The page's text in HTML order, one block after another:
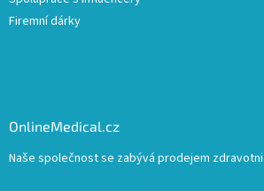
Firemní dárky
OnlineMedical.cz
Naše společnost se zabývá prodejem